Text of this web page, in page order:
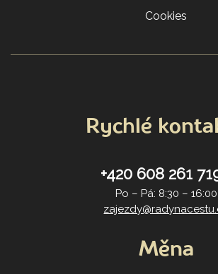
Cookies
Rychlé
+420 608 261
Po – Pá: 8:30 – 16:00
Měna